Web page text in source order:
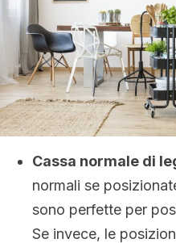
Cassa normale di
normali se
sono perfette per
Se invece, le